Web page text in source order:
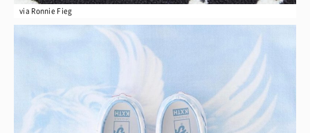
via Ronnie Fieg